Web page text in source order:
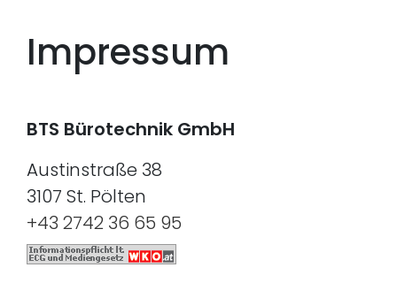
Impressum
BTS Bürotechnik GmbH
Austinstraße 38
3107 St. Pölten
+43 2742 36 65 95